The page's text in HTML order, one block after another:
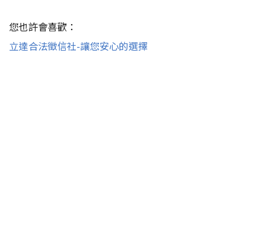
您也許會喜歡：
立達合法徵信社-讓您安心的選擇